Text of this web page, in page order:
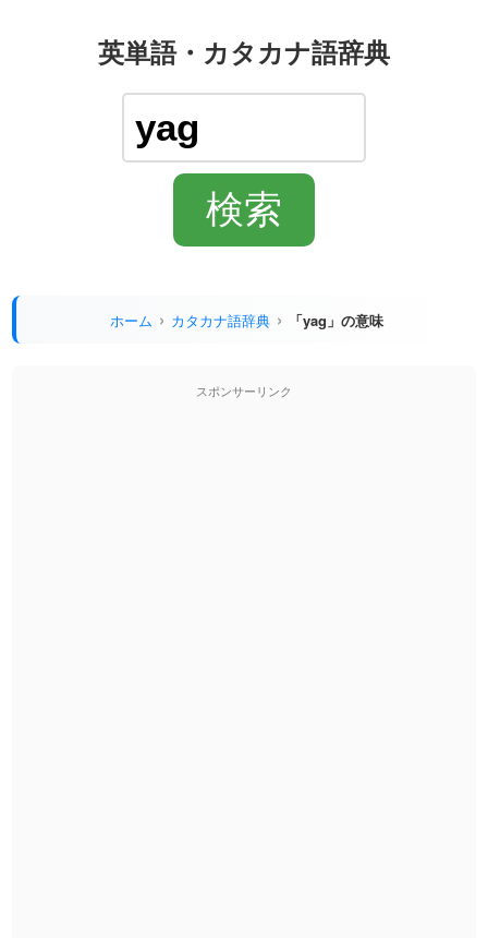
英単語・カタカナ語辞典
ホーム カタカナ語辞典 「yag」の意味
スポンサーリンク